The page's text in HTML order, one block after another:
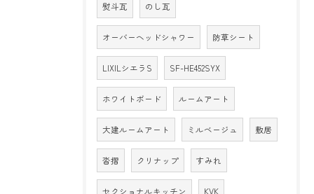
熨斗瓦 のし瓦
オーバーヘッドシャワー 防草シート
LIXILシエラS SF-HE452SYX
ホワイトボード ルームアート
大建ルームアート ミルベージュ 敷居
沓摺 クリナップ すみれ
セクショナルキッチン KVK